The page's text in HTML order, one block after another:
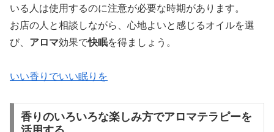
いる人は使用するのに注意が必要な時期があります。
お店の人と相談しながら、心地よいと感じるオイルを選
び、 アロマ効果で快眠を得ましょう。
いい香りでいい眠りを
香りのいろいろな楽しみ方でアロマテラピーを